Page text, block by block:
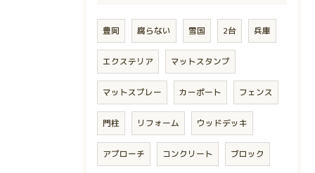
豊岡 腐らない 雪国 2台 兵庫
エクステリア マットスタンプ
マットスプレー カーポート フェンス
門柱 リフォーム ウッドデッキ
アプローチ コンクリート ブロック